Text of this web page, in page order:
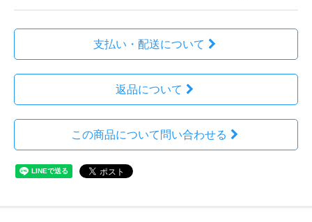
支払い・配送について
返品について
この商品について問い合わせる